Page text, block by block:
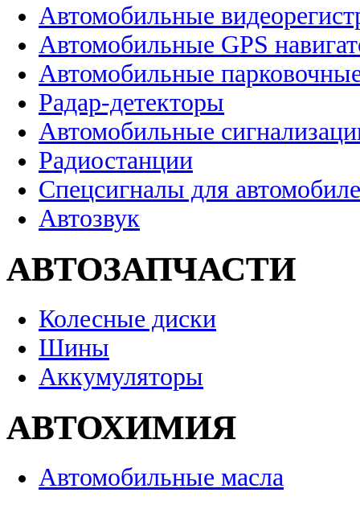
Автомобильные
Автомобильные GPS
Автомобильные
Радар-детекторы
Автомобильные
Радиостанции
Спецсигналы для
Автозвук
АВТОЗАПЧАСТИ
Колесные диски
Шины
Аккумуляторы
АВТОХИМИЯ
Автомобильные масла